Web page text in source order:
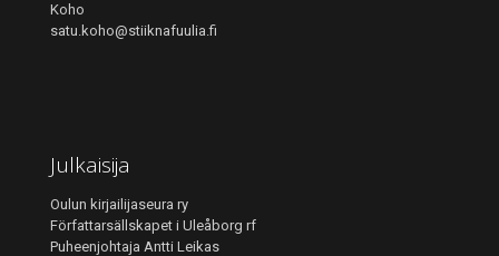
Koho
satu.koho@stiiknafuulia.fi
Julkaisija
Oulun kirjailijaseura ry
Författarsällskapet i Uleåborg rf
Puheenjohtaja Antti Leikas